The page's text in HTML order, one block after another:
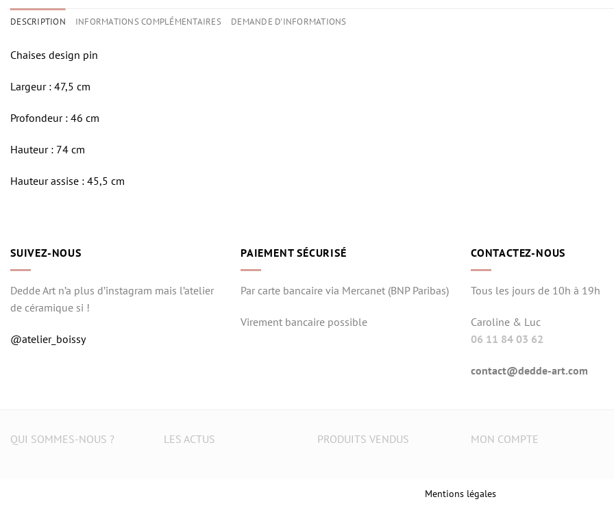
DESCRIPTION INFORMATIONS COMPLÉMENTAIRES DEMANDE D'INFORMATIONS
Chaises design pin
Largeur : 47,5 cm
Profondeur : 46 cm
Hauteur : 74 cm
Hauteur assise : 45,5 cm
SUIVEZ-NOUS
Dedde Art n’a plus d’instagram mais l’atelier
de céramique si !
@atelier_boissy
PAIEMENT SÉCURISÉ
Par carte bancaire via Mercanet (BNP Paribas)
Virement bancaire possible
CONTACTEZ-NOUS
Tous les jours de 10h à 19h
Caroline & Luc
06 11 84 03 62
contact@dedde-art.com
QUI SOMMES-NOUS ? LES ACTUS PRODUITS VENDUS MON COMPTE
Mentions légales